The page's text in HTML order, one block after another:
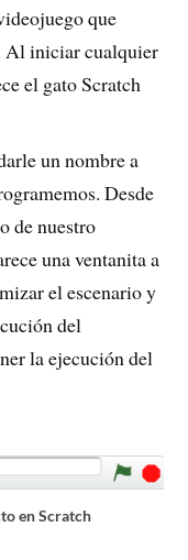
que
Al iniciar cualquier
el gato Scratch
un nombre a
Desde
de nuestro
una ventanita a
el escenario y
del
la ejecución del
en Scratch